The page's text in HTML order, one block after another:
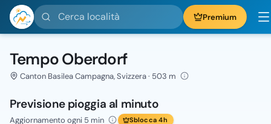
Cerca località Premium
Tempo Oberdorf
Canton Basilea Campagna, Svizzera · 503 m
Previsione pioggia al minuto
Aggiornamento ogni 5 min Sblocca 4h